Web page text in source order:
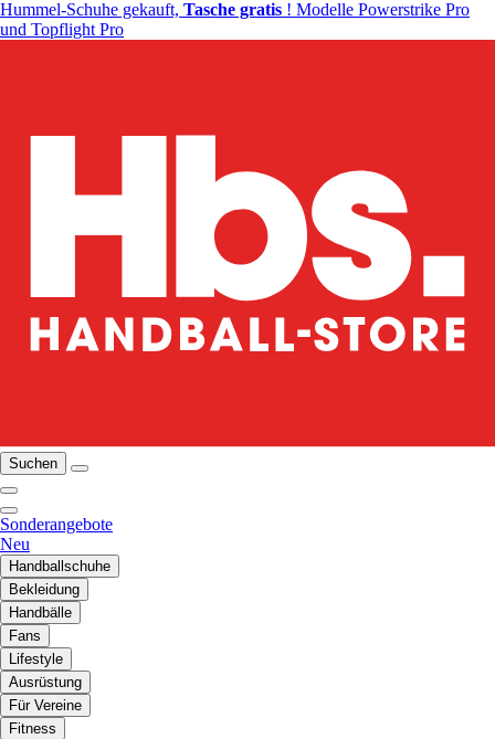
Hummel-Schuhe gekauft, Tasche gratis ! Modelle Powerstrike Pro
und Topflight Pro
Suchen
Sonderangebote
Neu
Handballschuhe
Bekleidung
Handbälle
Fans
Lifestyle
Ausrüstung
Für Vereine
Fitness